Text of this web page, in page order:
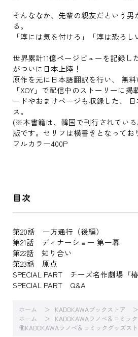
そんななか、先輩の親友だという男
る。
「淳には気を付けろ」「淳は恐ろ
世界累計11億ページビューを記録し
がついに日本上陸！
原作を元に日本語翻訳を行い、 無料
「XOY」で配信中のストーリーに
ードやおまけページも収録した、
ス。
(※本書籍は、韓国で刊行されてい
版です。セリフは横書きとなってお
フルカラー400P
目次
第20話 一方通行（後編）
第21話 ディナーショー 第一幕
第22話 知り合い
第23話 原点
SPECIAL PART チーズ名作劇場『椿
SPECIAL PART Q&A
ホーム KADOKAWAブックストア
ホーム
KADOKAWAラノベ＆コミッ
他KADOKAWAラノベ＆コミックグッズス